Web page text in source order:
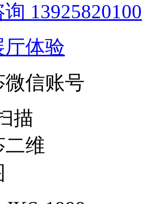
询 13925820100
体验
微信账号